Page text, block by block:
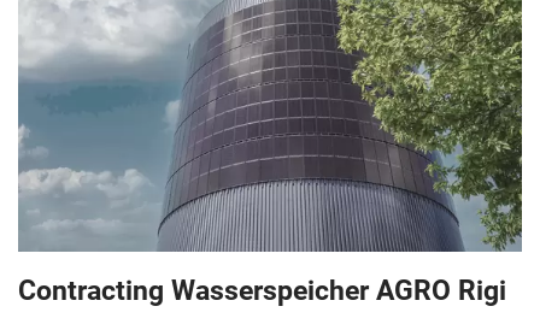
Contracting Wasserspeicher AGRO Rigi